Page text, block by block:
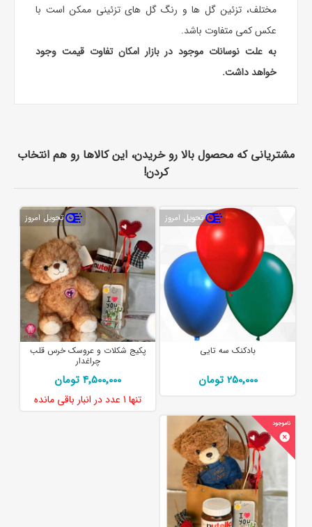
مختلف، تزئین گل ها و رنگ گل های تزئینی ممکن است با
عکس کمی متفاوت باشد.
به علت نوسانات موجود در بازار امکان تفاوت قیمت وجود
خواهد داشت.
مشتریانی که محصول بالا رو خریدن، این کالاها رو هم انتخاب
کردن!
تحویل امروز
بادکنک سه تایی
250٬000 تومان
تحویل امروز
پکیج شکلات و عروسک خرس قلب
چراغدار
4٬500٬000 تومان
تنها 1 عدد در انبار باقی مانده